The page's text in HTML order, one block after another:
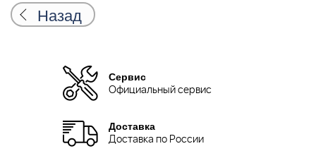
Назад
Сервис
Официальный сервис
Доставка
Доставка по России